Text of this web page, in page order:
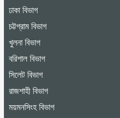
ঢাকা বিভাগ
চট্টগ্রাম বিভাগ
খুলনা বিভাগ
বরিশাল বিভাগ
সিলেট বিভাগ
রাজশাহী বিভাগ
ময়মনসিংহ বিভাগ